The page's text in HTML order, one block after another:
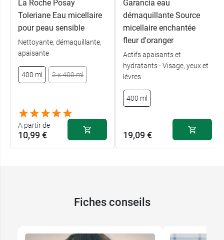
La Roche Posay
Toleriane Eau micellaire
pour peau sensible
Nettoyante, démaquillante,
apaisante
400 ml 2 x 400 ml
A partir de
10,99 €
Garancia eau
démaquillante Source
micellaire enchantée
fleur d'oranger
Actifs apaisants et
hydratants - Visage, yeux et
lèvres
400 ml
19,09 €
Fiches conseils